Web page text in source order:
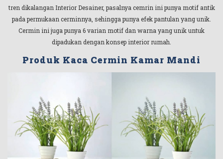
tren dikalangan Interior Desainer, pasalnya cemrin ini punya motif antik
pada permukaan cerminnya, sehingga punya efek pantulan yang unik.
Cermin ini juga punya 6 varian motif dan warna yang unik untuk
dipadukan dengan konsep interior rumah.
Produk Kaca Cermin Kamar Mandi